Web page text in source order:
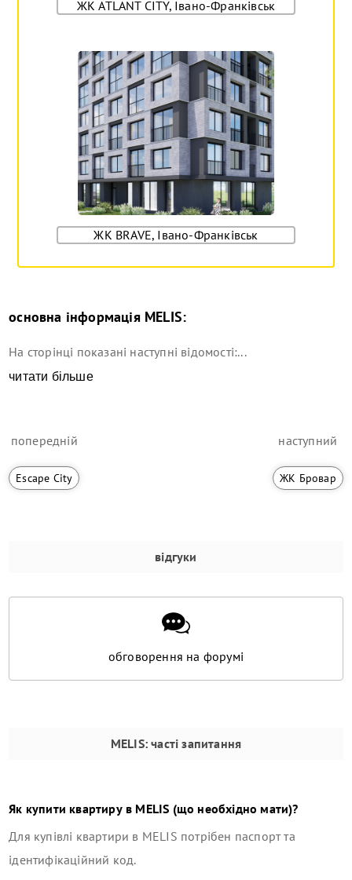
ЖК ATLANT CITY, Івано-Франківськ
ЖК BRAVE, Івано-Франківськ
основна інформаціяMELIS:
На сторінці показані наступні відомості:...
читати більше
попередній
Escape City
наступний
ЖК Бровар
відгуки
обговорення на форумі
MELIS: часті запитання
Як купити квартиру в MELIS (що необхідно мати)?
Для купівлі квартири в MELIS потрібен паспорт та
ідентифікаційний код.